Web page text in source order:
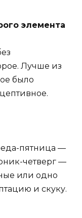
элемента
Лучше из
было
пятница —
четверг —
или одно
и скуку.